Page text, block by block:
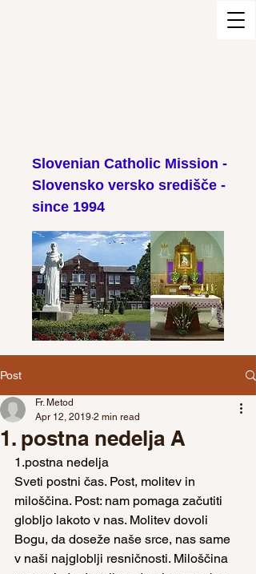
Slovenian Catholic Mission -
Slovensko versko središče -
since 1994
Post
1. postna nedelja A
Fr. Metod
Apr 12, 2019 2 min read
1.postna nedelja
Sveti postni čas. Post, molitev in
miloščina. Post: nam pomaga začutiti
globljo lakoto v nas. Molitev dovoli
Bogu, da doseže naše srce, nas same
v naši najgloblji resničnosti. Miloščina